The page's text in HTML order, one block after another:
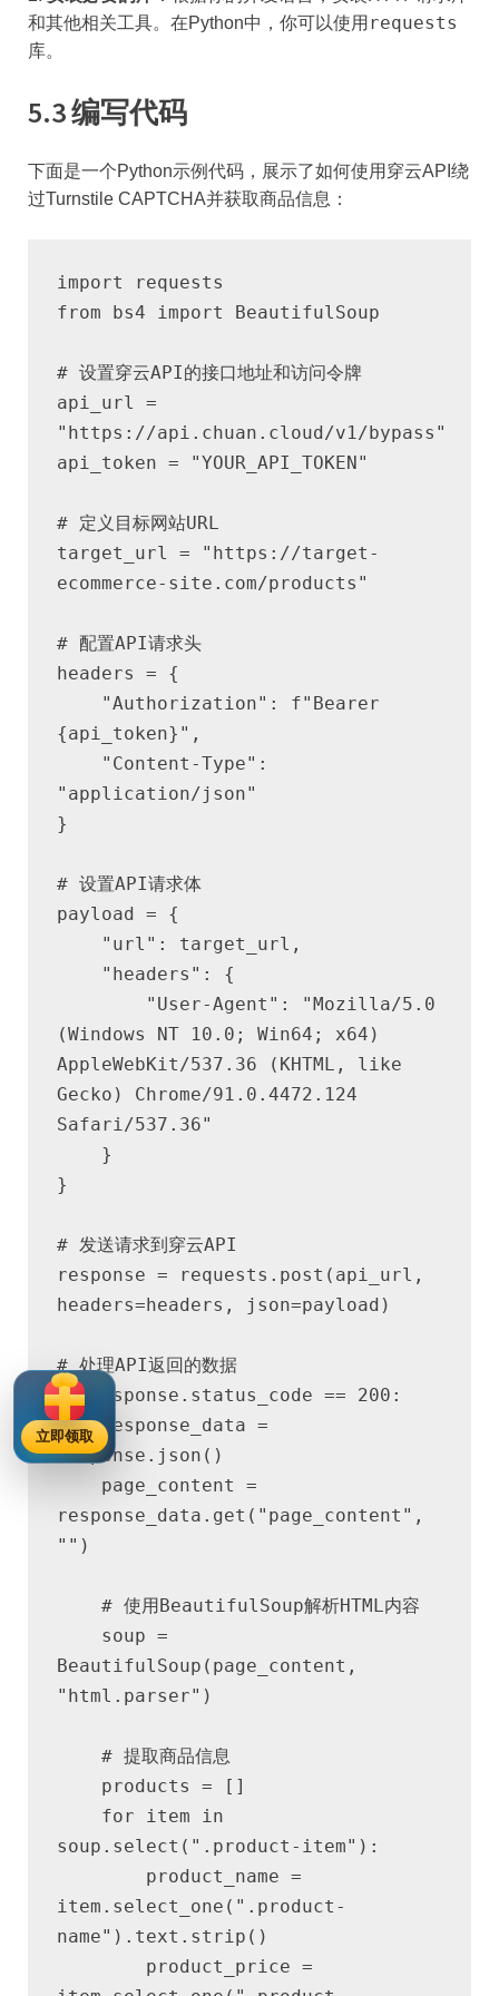
和其他相关工具。在Python中，你可以使用 requests
库。
5.3 编写代码
下面是一个Python示例代码，展示了如何使用穿云API绕
过Turnstile CAPTCHA并获取商品信息：
import requests
from bs4 import BeautifulSoup
# 设置穿云API的接口地址和访问令牌
api_url =
"https://api.chuan.cloud/v1/bypass"
api_token = "YOUR_API_TOKEN"
# 定义目标网站URL
target_url = "https://target-
ecommerce-site.com/products"
# 配置API请求头
headers = {
{api_token}",
"application/json"
}
# 设置API请求体
payload = {
    "url": target_url,
    "headers": {
(Windows NT 10.0; Win64; x64)
AppleWebKit/537.36 (KHTML, like
Gecko) Chrome/91.0.4472.124
Safari/537.36"
    }
}
# 发送请求到穿云API
response = requests.post(api_url,
headers=headers, json=payload)
# 处理API返回的数据
if response.status_code == 200:
    response_data =
response.json()
response_data.get("page_content",
"")
    # 使用BeautifulSoup解析HTML内容
BeautifulSoup(page_content,
"html.parser")
    # 提取商品信息
    products = []
soup.select(".product-item"):
item.select_one(".product-
name").text.strip()
立即领取